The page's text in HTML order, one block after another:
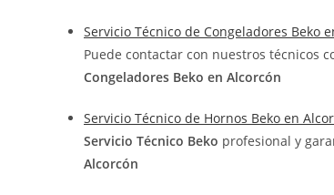
Servicio Técnico de Congeladores Beko
Puede contactar con nuestros técnicos
Congeladores Beko en Alcorcón
Servicio Técnico de Hornos Beko en
Servicio Técnico Beko profesional y
Alcorcón